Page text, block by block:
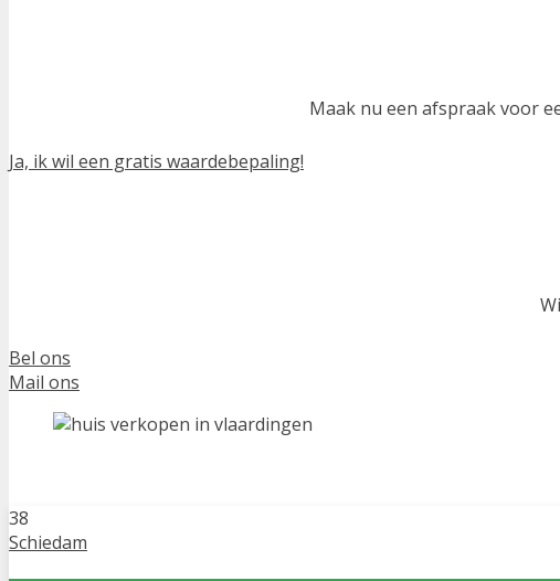
Maak nu een afspraak voor
Ja, ik wil een gratis waardebepaling!
Bel ons
Mail ons
38
Schiedam